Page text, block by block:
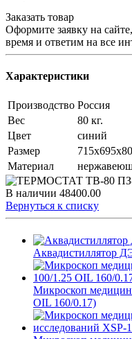
Заказать товар
Оформите заявку на
время и ответим на все
Характеристики
Производство Россия
Вес
80 кг.
Цвет
синий
Размер
Материал
В наличии 48400.00
Вернуться к списку
Аквадистиллятор
Микроскоп
OIL 160/0.17)